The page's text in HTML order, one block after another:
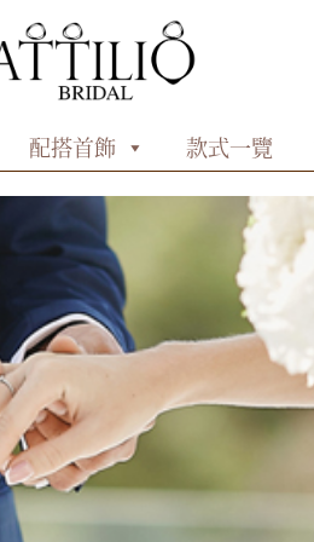
配搭首飾 款式一覽